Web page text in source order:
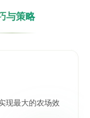
与策略
现最大的农场效